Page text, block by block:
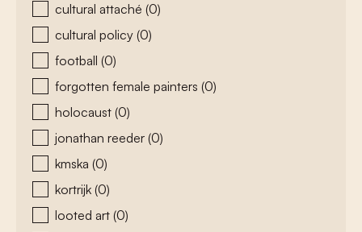
cultural attaché (0)
cultural policy (0)
football (0)
forgotten female painters (0)
holocaust (0)
jonathan reeder (0)
kmska (0)
kortrijk (0)
looted art (0)